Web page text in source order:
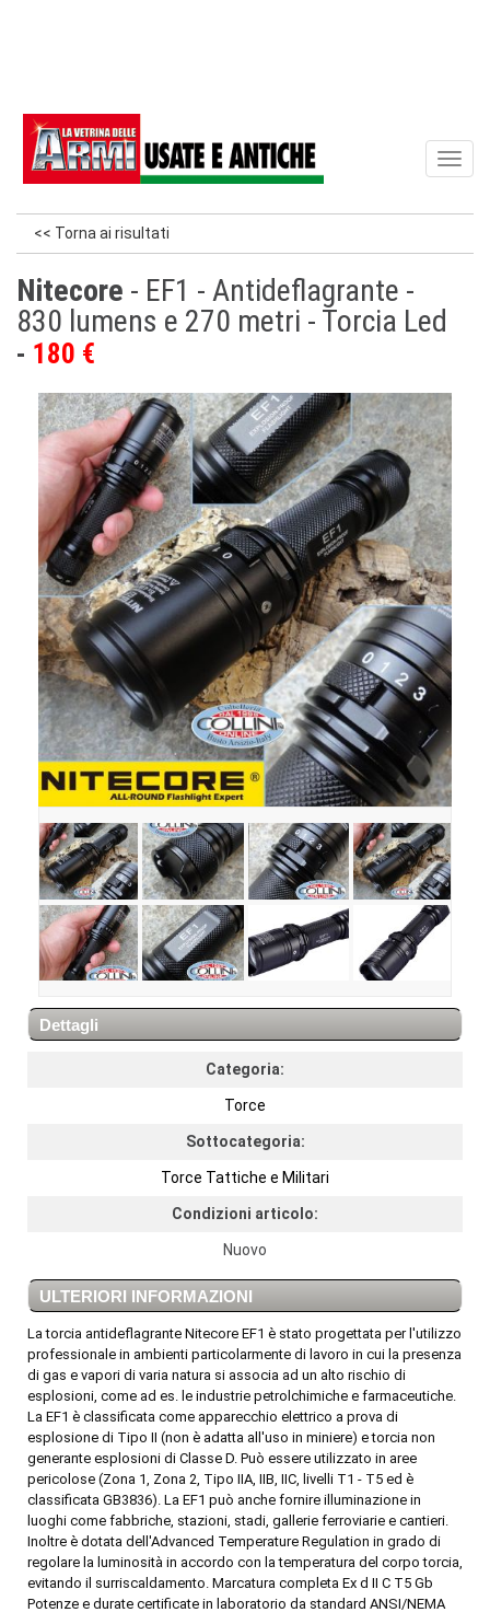
<< Torna ai risultati
Nitecore - EF1 - Antideflagrante -
830 lumens e 270 metri - Torcia Led
180 €
Dettagli
Categoria:
Torce
Sottocategoria:
Torce Tattiche e Militari
Condizioni articolo:
Nuovo
ULTERIORI INFORMAZIONI
La torcia antideflagrante Nitecore EF1 è stato progettata per l'utilizzo
professionale in ambienti particolarmente di lavoro in cui la presenza
di gas e vapori di varia natura si associa ad un alto rischio di
esplosioni, come ad es. le industrie petrolchimiche e farmaceutiche.
La EF1 è classificata come apparecchio elettrico a prova di
esplosione di Tipo II (non è adatta all'uso in miniere) e torcia non
generante esplosioni di Classe D. Può essere utilizzato in aree
pericolose (Zona 1, Zona 2, Tipo IIA, IIB, IIC, livelli T1 - T5 ed è
classificata GB3836). La EF1 può anche fornire illuminazione in
luoghi come fabbriche, stazioni, stadi, gallerie ferroviarie e cantieri.
Inoltre è dotata dell'Advanced Temperature Regulation in grado di
regolare la luminosità in accordo con la temperatura del corpo torcia,
evitando il surriscaldamento. Marcatura completa Ex d II C T5 Gb
Potenze e durate certificate in laboratorio da standard ANSI/NEMA